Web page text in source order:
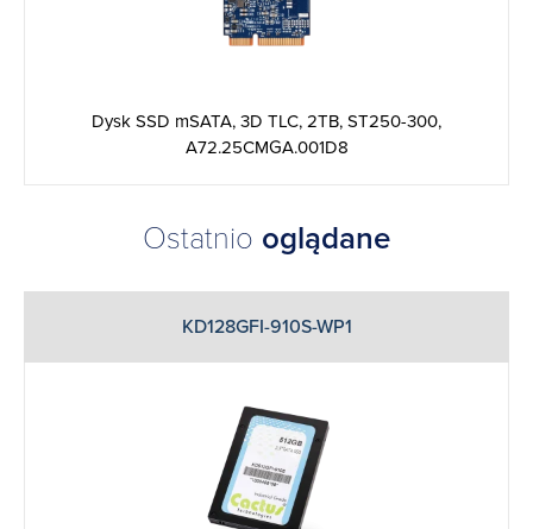
Dysk SSD mSATA, 3D TLC, 2TB, ST250-300,
A72.25CMGA.001D8
Ostatnio oglądane
KD128GFI-910S-WP1